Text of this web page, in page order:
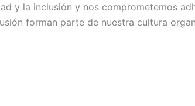
y la inclusión y nos comprometemos
forman parte de nuestra cultura